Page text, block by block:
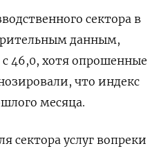
сектора в
данным,
46,0, хотя опрошенные
что индекс
месяца.
сектора услуг вопреки